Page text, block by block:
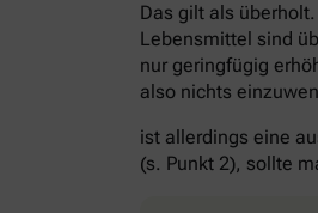
Das gilt als
Lebensmittel sind
nur geringfügig
also nichts
ist allerdings eine
(s. Punkt 2), sollte